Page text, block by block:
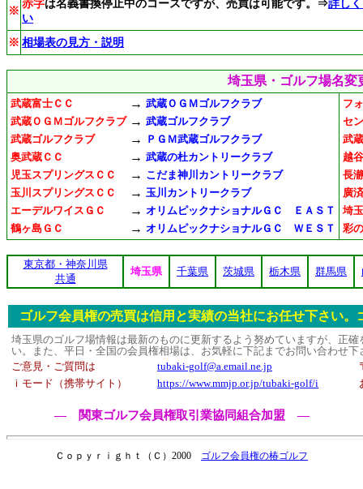
※
赤字は名義書換停止中のコースですが、売買は可能です。⇒詳し
い
※ 相場表の見方・説明
埼玉県・ゴルフ場名変
武蔵富士ＣＣ → 武蔵ＯＧＭゴルフクラブ
武蔵ＯＧＭゴルフクラブ → 武蔵ゴルフクラブ
武蔵ゴルフクラブ
→
ＰＧＭ武蔵ゴルフクラブ
奥武蔵ＣＣ
→ 武蔵の杜カントリークラブ
児玉スプリングスＣＣ
→ こだま神川カントリークラブ
玉川スプリングスＣＣ
→ 玉川カントリークラブ
エーデルワイスＧＣ
→ オリムピックナショナルＧＣ ＥＡＳＴ
鶴ヶ島ＧＣ
→ オリムピックナショナルＧＣ ＷＥＳＴ
フ
セ
武
越
長
廣
埼
彩
東京都・神奈川県
共通
埼玉県 千葉県 茨城県 栃木県 群馬県
ゴルフ会員権の売買は信用と実績の当社にお任せ下さい
埼玉県のゴルフ場情報は最新のものに更新するよう努めていますが、正
い。また、平日・全国の会員権相場は、お気軽に下記までお問い合わせ下
ご意見・ご質問は tubaki-golf@a.email.ne.jp
ｉモード（携帯サイト）
https://www.mmjp.or.jp/tubaki-golf/i
― 関東ゴルフ会員権取引業協同組合加盟 ―
Ｃｏｐｙｒｉｇｈｔ（Ｃ）2000 ゴルフ会員権の椿ゴルフ